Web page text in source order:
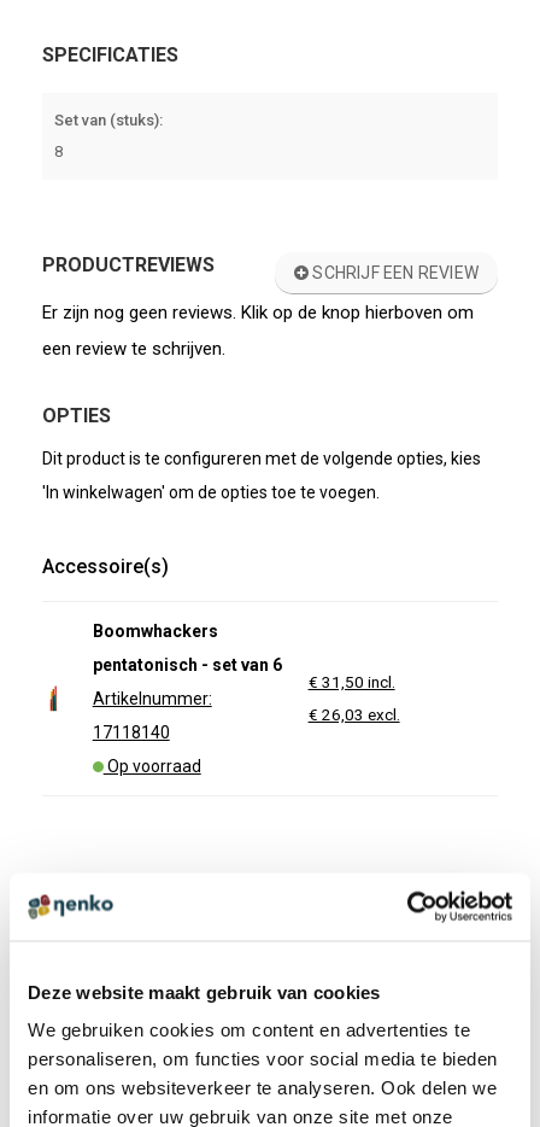
Deze website maakt gebruik van cookies
We gebruiken cookies om content en advertenties te
personaliseren, om functies voor social media te bieden
en om ons websiteverkeer te analyseren. Ook delen we
informatie over uw gebruik van onze site met onze
SPECIFICATIES
Set van (stuks):
8
PRODUCTREVIEWS SCHRIJF EEN REVIEW
Er zijn nog geen reviews. Klik op de knop hierboven om
een review te schrijven.
OPTIES
Dit product is te configureren met de volgende opties, kies
'In winkelwagen' om de opties toe te voegen.
Accessoire(s)
Boomwhackers
pentatonisch - set van 6
Artikelnummer:
17118140
Op voorraad
€ 31,50 incl.
€ 26,03 excl.
ANDEREN BEKEKEN OOK:
Boomwhackers diatonisch - set
van 8
€ 36,95 incl. BTW
€ 30,54 excl. BTW